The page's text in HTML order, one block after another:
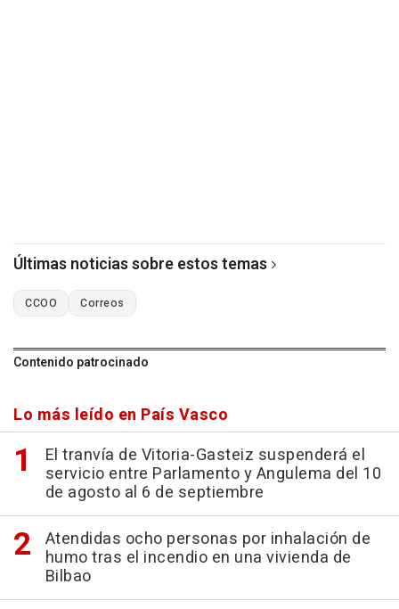
Últimas noticias sobre estos temas
CCOO Correos
Contenido patrocinado
Lo más leído en País Vasco
El tranvía de Vitoria-Gasteiz suspenderá el
servicio entre Parlamento y Angulema del 10
de agosto al 6 de septiembre
Atendidas ocho personas por inhalación de
humo tras el incendio en una vivienda de
Bilbao